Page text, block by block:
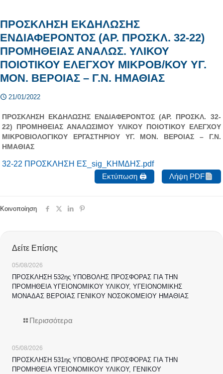
ΠΡΟΣΚΛΗΣΗ ΕΚΔΗΛΩΣΗΣ
ΕΝΔΙΑΦΕΡΟΝΤΟΣ (ΑΡ. ΠΡΟΣΚΛ. 32-22)
ΠΡΟΜΗΘΕΙΑΣ ΑΝΑΛΩΣ. ΥΛΙΚΟΥ
ΠΟΙΟΤΙΚΟΥ ΕΛΕΓΧΟΥ ΜΙΚΡΟΒ/ΚΟΥ ΥΓ.
ΜΟΝ. ΒΕΡΟΙΑΣ – Γ.Ν. ΗΜΑΘΙΑΣ
21/01/2022
ΠΡΟΣΚΛΗΣΗ ΕΚΔΗΛΩΣΗΣ ΕΝΔΙΑΦΕΡΟΝΤΟΣ (ΑΡ. ΠΡΟΣΚΛ. 32-
22) ΠΡΟΜΗΘΕΙΑΣ ΑΝΑΛΩΣΙΜΟΥ ΥΛΙΚΟΥ ΠΟΙΟΤΙΚΟΥ ΕΛΕΓΧΟΥ
ΜΙΚΡΟΒΙΟΛΟΓΙΚΟΥ ΕΡΓΑΣΤΗΡΙΟΥ ΥΓ. ΜΟΝ. ΒΕΡΟΙΑΣ – Γ.Ν.
ΗΜΑΘΙΑΣ
32-22 ΠΡΟΣΚΛΗΣΗ ΕΣ_sig_ΚΗΜΔΗΣ.pdf
Εκτύπωση 🖨
Λήψη PDF
Κοινοποίηση
Δείτε Επίσης
05/08/2026
ΠΡΟΣΚΛΗΣΗ 532ης ΥΠΟΒΟΛΗΣ ΠΡΟΣΦΟΡΑΣ ΓΙΑ ΤΗΝ
ΠΡΟΜΗΘΕΙΑ ΥΓΕΙΟΝΟΜΙΚΟΥ ΥΛΙΚΟΥ, ΥΓΕΙΟΝΟΜΙΚΗΣ
ΜΟΝΑΔΑΣ ΒΕΡΟΙΑΣ ΓΕΝΙΚΟΥ ΝΟΣΟΚΟΜΕΙΟΥ ΗΜΑΘΙΑΣ
Περισσότερα
05/08/2026
ΠΡΟΣΚΛΗΣΗ 531ης ΥΠΟΒΟΛΗΣ ΠΡΟΣΦΟΡΑΣ ΓΙΑ ΤΗΝ
ΠΡΟΜΗΘΕΙΑ ΥΓΕΙΟΝΟΜΙΚΟΥ ΥΛΙΚΟΥ, ΓΕΝΙΚΟΥ